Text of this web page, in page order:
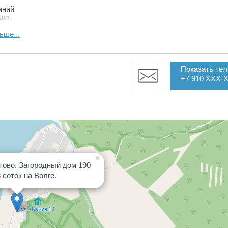
2
Показать
+7 910 XXX-
×
Загородный дом 190
на Волге.